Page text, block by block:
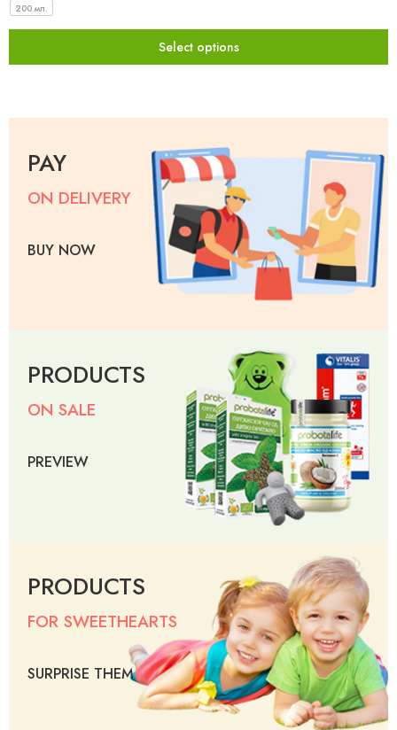
200 мл.
Select options
PAY
ON DELIVERY
BUY NOW
PRODUCTS
ON SALE
PREVIEW
PRODUCTS
FOR SWEETHEARTS
SURPRISE THEM